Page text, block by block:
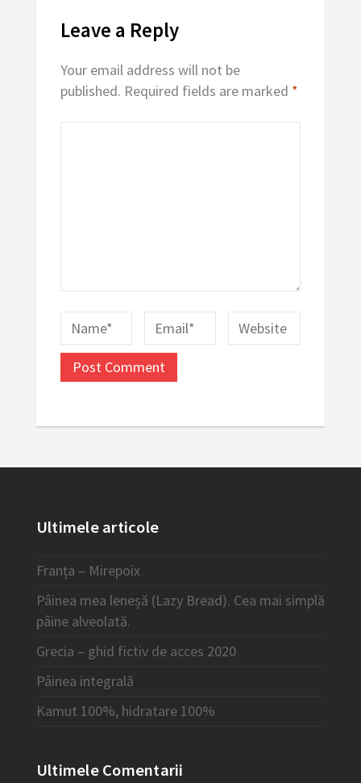
Leave a Reply
Your email address will not be
published. Required fields are marked *
Ultimele articole
Franța – Mirepoix
Pâinea mea leneșă (Lazy Bread). Cea mai simplă
pâine alveolată.
Grecia – ghid fictiv de acces 2020
Pâinea integrală
Kamut 100%, hidratare 100%
Ultimele Comentarii